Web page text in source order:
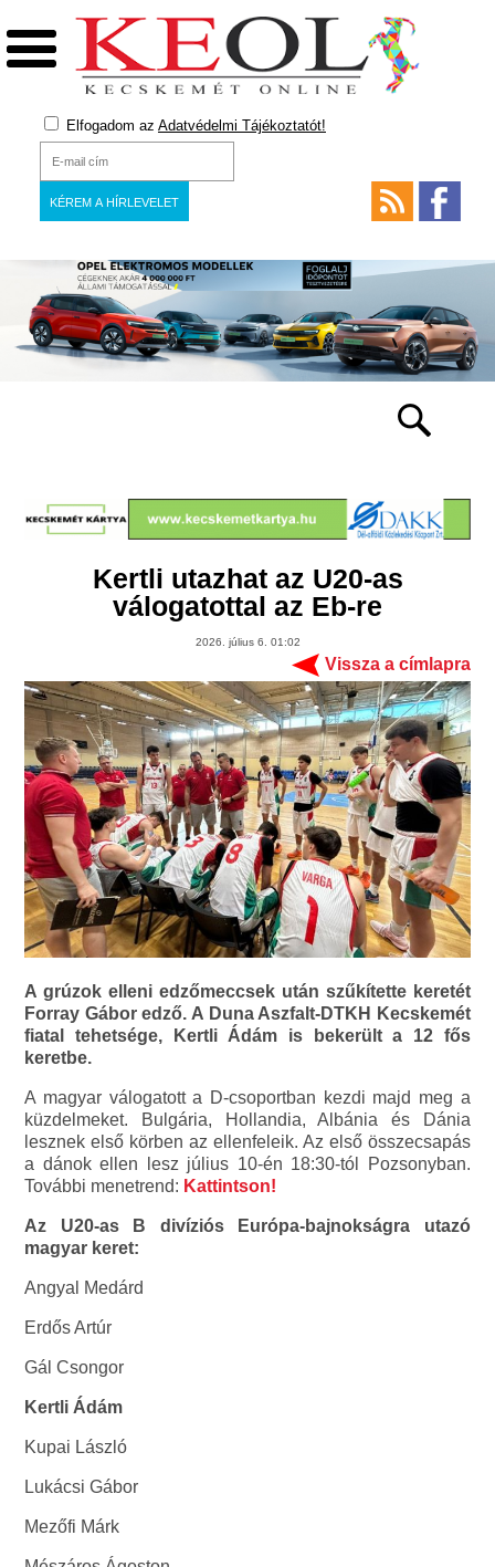
Elfogadom az Adatvédelmi Tájékoztatót!
Kertli utazhat az U20-as
válogatottal az Eb-re
2026. július 6. 01:02
Vissza a címlapra
A grúzok elleni edzőmeccsek után szűkítette keretét
Forray Gábor edző. A Duna Aszfalt-DTKH Kecskemét
fiatal tehetsége, Kertli Ádám is bekerült a 12 fős
keretbe.
A magyar válogatott a D-csoportban kezdi majd meg a
küzdelmeket. Bulgária, Hollandia, Albánia és Dánia
lesznek első körben az ellenfeleik. Az első összecsapás
a dánok ellen lesz július 10-én 18:30-tól Pozsonyban.
További menetrend: Kattintson!
Az U20-as B divíziós Európa-bajnokságra utazó
magyar keret:
Angyal Medárd
Erdős Artúr
Gál Csongor
Kertli Ádám
Kupai László
Lukácsi Gábor
Mezőfi Márk